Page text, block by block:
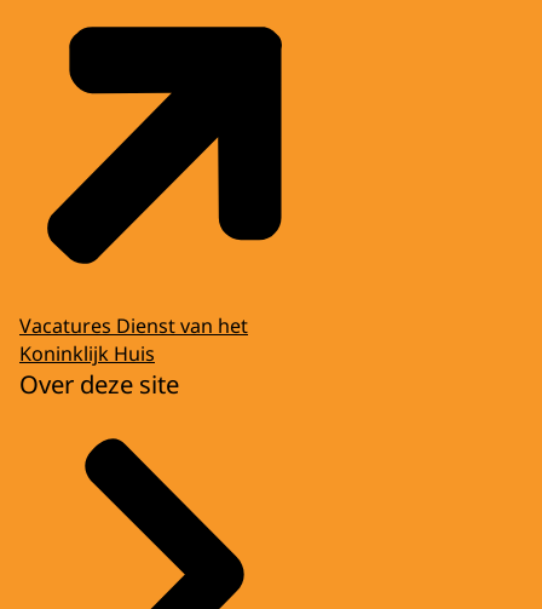
Vacatures Dienst van het
Koninklijk Huis
Over deze site